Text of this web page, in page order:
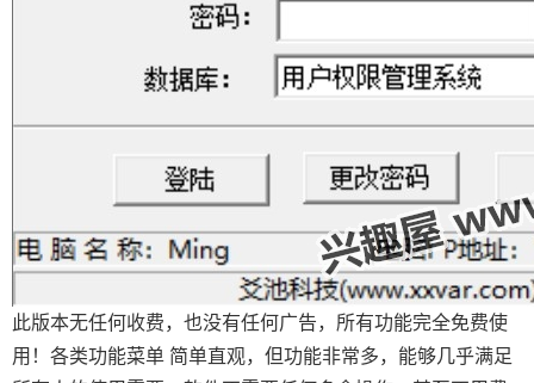
此版本无任何收费，也没有任何广告，所有功能完全免费使
用！各类功能菜单 简单直观，但功能非常多，能够几乎满足